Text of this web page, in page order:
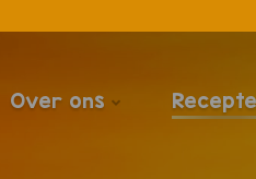
Over ons